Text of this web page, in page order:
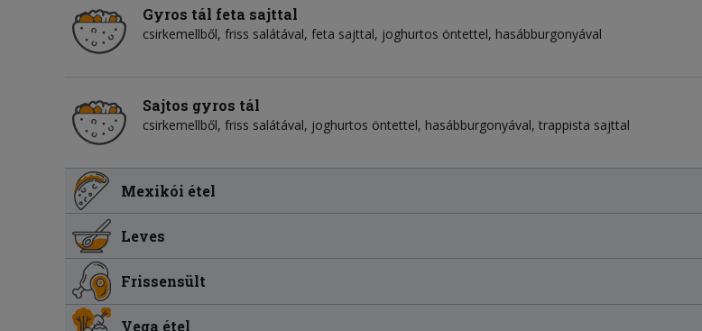
Gyros tál feta sajttal
csirkemellből, friss salátával, feta sajttal, joghurtos öntettel, hasábburgonyával
Sajtos gyros tál
csirkemellből, friss salátával, joghurtos öntettel, hasábburgonyával, trappista sajttal
Mexikói étel
Leves
Frissensült
Vega étel